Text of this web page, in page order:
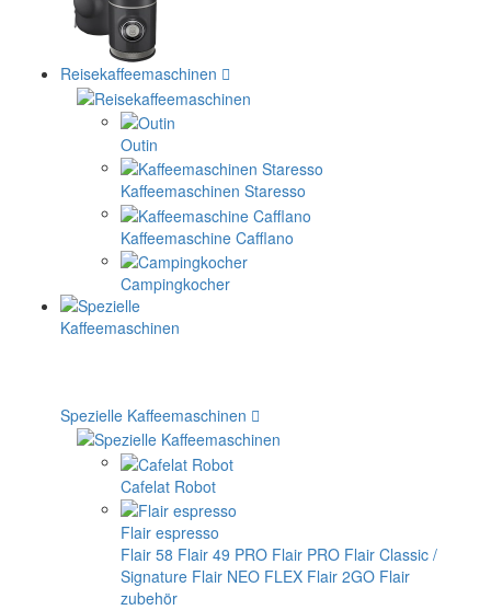
Reisekaffeemaschinen
Outin
Kaffeemaschinen Staresso
Kaffeemaschine Cafflano
Campingkocher
Spezielle Kaffeemaschinen
Cafelat Robot
Flair espresso
Flair 58 Flair 49 PRO Flair PRO Flair Classic /
Signature Flair NEO FLEX Flair 2GO Flair
zubehör